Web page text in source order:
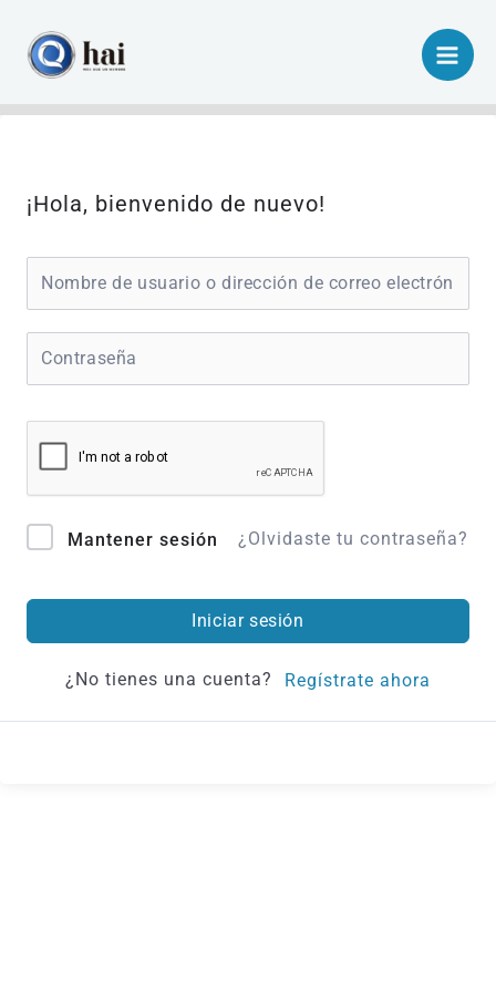
contenido
¡Hola, bienvenido de nuevo!
Mantener sesión ¿Olvidaste tu contraseña?
Iniciar sesión
¿No tienes una cuenta? Regístrate ahora